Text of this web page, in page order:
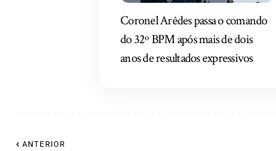
Coronel Arêdes passa o comando
do 32º BPM após mais de dois
anos de resultados expressivos
ANTERIOR